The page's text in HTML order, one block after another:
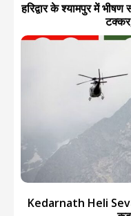
हरिद्वार के श्यामपुर में
Kedarnath Heli